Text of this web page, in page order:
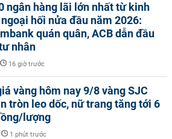
ngân hàng lãi lớn nhất từ kinh
hối nửa đầu năm 2026:
quán quân, ACB dẫn đầu
nhân
16 giờ trước
vàng hôm nay 9/8 vàng SJC
tròn leo dốc, nữ trang tăng tới 6
lượng
1 phút trước